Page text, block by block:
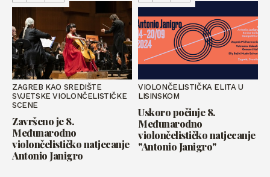
ZAGREB KAO SREDIŠTE
SVJETSKE VIOLONČELISTIČKE
SCENE
Završeno je 8.
Međunarodno
violončelističko natjecanje
Antonio Janigro
VIOLONČELISTIČKA ELITA U
LISINSKOM
Uskoro počinje 8.
Međunarodno
violončelističko natjecanje
"Antonio Janigro"